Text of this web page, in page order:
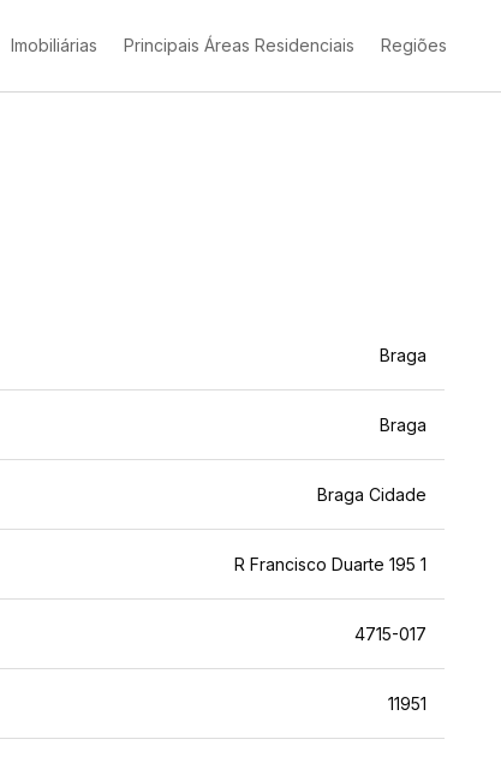
Imobiliárias Principais Áreas Residenciais Regiões
Braga
Braga
Braga Cidade
R Francisco Duarte 195 1
4715-017
11951